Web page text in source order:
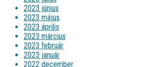
2023 június
2023 május
2023 április
2023 március
2023 február
2023 január
2022 december